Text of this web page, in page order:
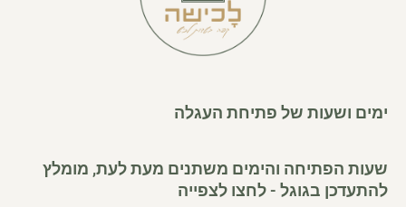
ימים ושעות של פתיחת העגלה
שעות הפתיחה והימים משתנים מעת לעת, מומלץ
להתעדכן בגוגל - לחצו לצפייה